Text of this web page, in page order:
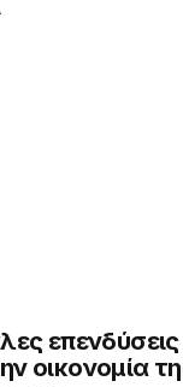
οικονομία